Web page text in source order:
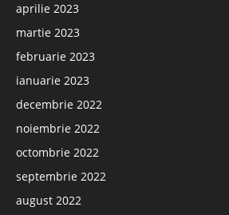
aprilie 2023
martie 2023
februarie 2023
ianuarie 2023
decembrie 2022
noiembrie 2022
octombrie 2022
septembrie 2022
august 2022